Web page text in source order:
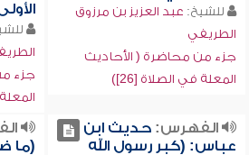
للشيخ: عبد العزيز بن مرزوق
الطريفي
جزء من محاضرة ( الأحاديث
المعلة في الصلاة [26])
جزء
الفهرس:حديث ابن
عباس: (كبر رسول الله
(ما